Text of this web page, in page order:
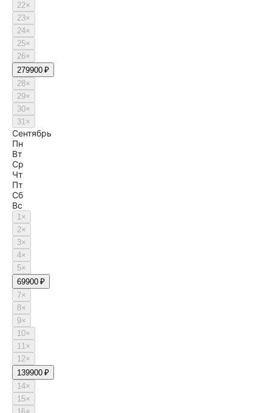
22×
23×
24×
25×
26×
279900 ₽
28×
29×
30×
31×
Сентябрь
Пн
Вт
Ср
Чт
Пт
Сб
Вс
1×
2×
3×
4×
5×
69900 ₽
7×
8×
9×
10×
11×
12×
139900 ₽
14×
15×